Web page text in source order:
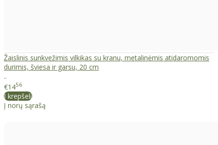
Žaislinis sunkvežimis vilkikas su kranu, metalinėmis atidaromomis
durimis, šviesa ir garsu, 20 cm
..
€1456
Į krepšelį
Į norų sąrašą